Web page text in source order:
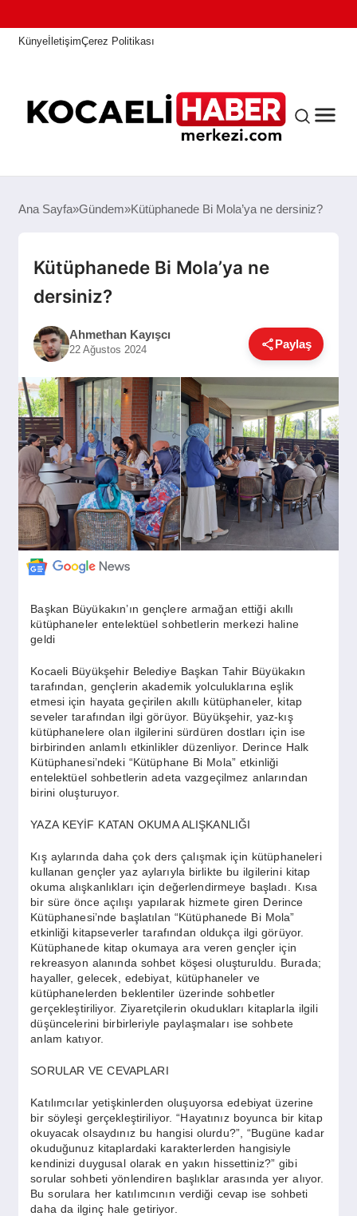
KünyeİletişimÇerez Politikası
ANASAYFA
KOCAELI HABER
GÜNDEM
SIYASET
EĞITIM
EKONOMI
DÜNYA
SPOR
YAŞAM
Ana Sayfa Gündem Kütüphanede Bi Mola’ya ne dersiniz?
Kütüphanede Bi Mola’ya ne
dersiniz?
Ahmethan Kayışcı
22 Ağustos 2024 Paylaş
Başkan Büyükakın’ın gençlere armağan ettiği akıllı
kütüphaneler entelektüel sohbetlerin merkezi haline
geldi
Kocaeli Büyükşehir Belediye Başkan Tahir Büyükakın
tarafından, gençlerin akademik yolculuklarına eşlik
etmesi için hayata geçirilen akıllı kütüphaneler, kitap
seveler tarafından ilgi görüyor. Büyükşehir, yaz-kış
kütüphanelere olan ilgilerini sürdüren dostları için ise
birbirinden anlamlı etkinlikler düzenliyor. Derince Halk
Kütüphanesi’ndeki “Kütüphane Bi Mola” etkinliği
entelektüel sohbetlerin adeta vazgeçilmez anlarından
birini oluşturuyor.
YAZA KEYİF KATAN OKUMA ALIŞKANLIĞI
Kış aylarında daha çok ders çalışmak için kütüphaneleri
kullanan gençler yaz aylarıyla birlikte bu ilgilerini kitap
okuma alışkanlıkları için değerlendirmeye başladı. Kısa
bir süre önce açılışı yapılarak hizmete giren Derince
Kütüphanesi’nde başlatılan “Kütüphanede Bi Mola”
etkinliği kitapseverler tarafından oldukça ilgi görüyor.
Kütüphanede kitap okumaya ara veren gençler için
rekreasyon alanında sohbet köşesi oluşturuldu. Burada;
hayaller, gelecek, edebiyat, kütüphaneler ve
kütüphanelerden beklentiler üzerinde sohbetler
gerçekleştiriliyor. Ziyaretçilerin okudukları kitaplarla ilgili
düşüncelerini birbirleriyle paylaşmaları ise sohbete
anlam katıyor.
SORULAR VE CEVAPLARI
Katılımcılar yetişkinlerden oluşuyorsa edebiyat üzerine
bir söyleşi gerçekleştiriliyor. “Hayatınız boyunca bir kitap
okuyacak olsaydınız bu hangisi olurdu?”, “Bugüne kadar
okuduğunuz kitaplardaki karakterlerden hangisiyle
kendinizi duygusal olarak en yakın hissettiniz?” gibi
sorular sohbeti yönlendiren başlıklar arasında yer alıyor.
Bu sorulara her katılımcının verdiği cevap ise sohbeti
daha da ilginç hale getiriyor.